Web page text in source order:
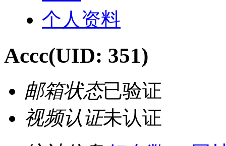
个人资料
Accc(UID: 351)
邮箱状态已验证
视频认证未认证